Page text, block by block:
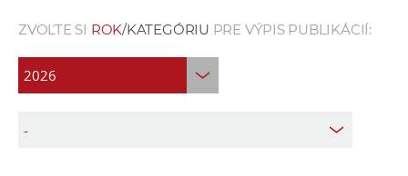
c
í
ZVOĽTE SI ROK/KATEGÓRIU PRE VÝPIS PUBLIKÁCIÍ: